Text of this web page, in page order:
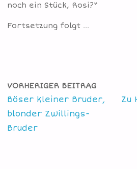
noch ein Stück, Rosi?“
Fortsetzung folgt …
VORHERIGER BEITRAG
Böser kleiner Bruder,
blonder Zwillings-
Bruder
Zu